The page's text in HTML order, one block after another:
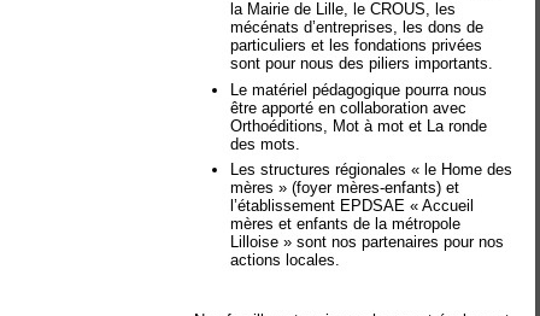
la Mairie de Lille, le CROUS, les
mécénats d’entreprises, les dons de
particuliers et les fondations privées
sont pour nous des piliers importants.
Le matériel pédagogique pourra nous
être apporté en collaboration avec
Orthoéditions, Mot à mot et La ronde
des mots.
Les structures régionales « le Home des
mères » (foyer mères-enfants) et
l’établissement EPDSAE « Accueil
mères et enfants de la métropole
Lilloise » sont nos partenaires pour nos
actions locales.